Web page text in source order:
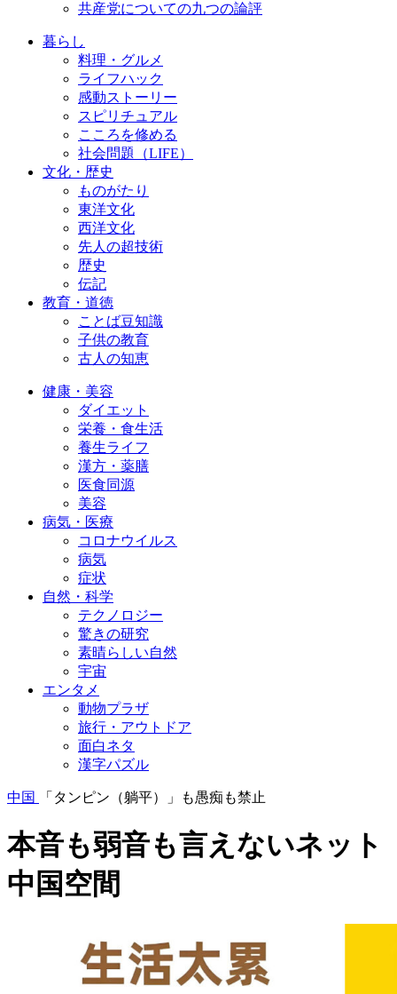
共産党についての九つの論評
暮らし
料理・グルメ
ライフハック
感動ストーリー
スピリチュアル
こころを修める
社会問題（LIFE）
文化・歴史
ものがたり
東洋文化
西洋文化
先人の超技術
歴史
伝記
教育・道徳
ことば豆知識
子供の教育
古人の知恵
健康・美容
ダイエット
栄養・食生活
養生ライフ
漢方・薬膳
医食同源
美容
病気・医療
コロナウイルス
病気
症状
自然・科学
テクノロジー
驚きの研究
素晴らしい自然
宇宙
エンタメ
動物プラザ
旅行・アウトドア
面白ネタ
漢字パズル
中国 「タンピン（躺平）」も愚痴も禁止
本音も弱音も言えないネット
中国空間